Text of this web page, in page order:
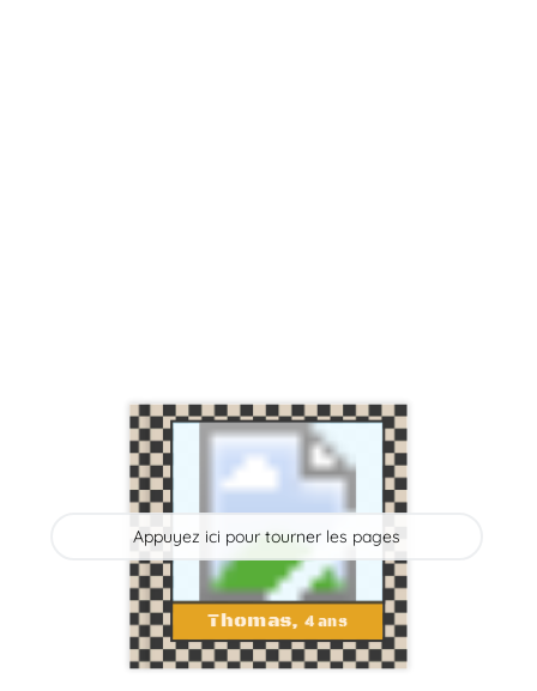
Thomas, 4 ans
Appuyez ici pour tourner les pages